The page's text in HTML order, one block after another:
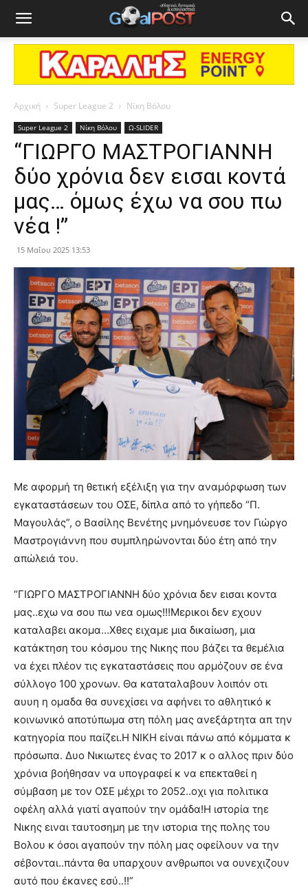
Αρχική Super League 2 Νίκη Βόλου
Super League 2 Νίκη Βόλου Ω-SLIDER
“ΓΙΩΡΓΟ ΜΑΣΤΡΟΓΙΑΝΝΗ
δύο χρόνια δεν εισαι κοντά
μας… όμως έχω να σου πω
νέα !”
15 Μαΐου 2025 13:53
Με αφορμή τη θετική εξέλιξη για την αναμόρφωση των
εγκαταστάσεων του ΟΣΕ, δίπλα από το γήπεδο “Π.
Μαγουλάς”, ο Βασίλης Βενέτης μνημόνευσε τον Γιώργο
Μαστρογιάννη που συμπληρώνονται δύο έτη από την
απώλειά του.
“ΓΙΩΡΓΟ ΜΑΣΤΡΟΓΙΑΝΝΗ δύο χρόνια δεν εισαι κοντα
μας..εχω να σου πω νεα ομως!!!Μερικοι δεν εχουν
καταλαβει ακομα…Χθες ειχαμε μια δικαίωση, μια
κατάκτηση του κόσμου της Νικης που βάζει τα θεμέλια
να έχει πλέον τις εγκαταστάσεις που αρμόζουν σε ένα
σύλλογο 100 χρονων. Θα καταταλαβουν λοιπόν οτι
αυυη η ομαδα θα συνεχίσει να αφήνει το αθλητικό κ
κοινωνικό αποτύπωμα στη πόλη μας ανεξάρτητα απ την
κατηγορία που παίζει.Η ΝΙΚΗ είναι πάνω από κόμματα κ
πρόσωπα. Δυο Νικιωτες ένας το 2017 κ ο αλλος πριν δύο
χρόνια βοήθησαν να υπογραφεί κ να επεκταθεί η
σύμβαση με τον ΟΣΕ μέχρι το 2052..οχι για πολιτικα
οφέλη αλλά γιατί αγαπούν την ομάδα!Η ιστορία τηε
Νικης ειναι ταυτοσημη με την ιστορια της πολης του
Βολου κ όσοι αγαπούν την πόλη μας οφείλουν να την
σέβονται..πάντα θα υπαρχουν ανθρωποι να ουνεχιζουν
αυτό που έκανες εσύ..!!”